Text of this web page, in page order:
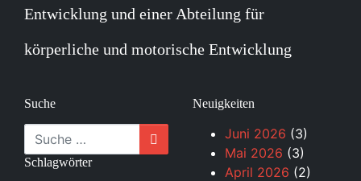
Entwicklung und einer Abteilung für
körperliche und motorische Entwicklung
Suche
Suche
Schlagwörter
Neuigkeiten
Juni 2026 (3)
Mai 2026 (3)
April 2026 (2)